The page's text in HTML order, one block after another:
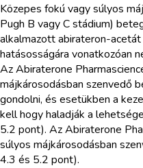
Közepes fokú vagy súlyos
Pugh B vagy C stádium)
alkalmazott abirateron-
hatásosságára vonatkozóan
Az Abiraterone
májkárosodásban szenvedő
gondolni, és esetükben a
kell hogy haladják a
5.2 pont). Az Abiraterone
súlyos májkárosodásban
4.3 és 5.2 pont).